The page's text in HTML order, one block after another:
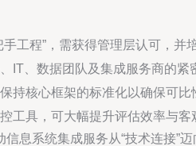
工程”，需获得管理层认可，并
IT、数据团队及集成服务商的紧
保持核心框架的标准化以确保可
工具，可大幅提升评估效率与客
息系统集成服务从“技术连接”